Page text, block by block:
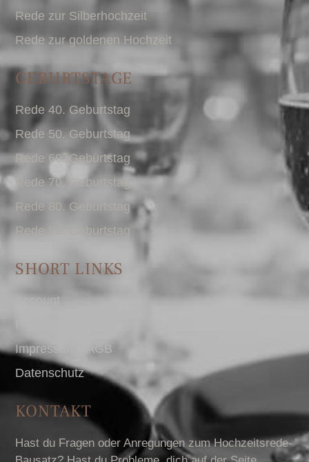
Rede zur Silberhochzeit
Rede zur goldenen Hochzeit
GEBURTSTAGE
Rede 40. Geburtstag
Rede 50. Geburtstag
Rede 60. Geburtstag
Rede 70. Geburtstag
Rede 80. Geburtstag
Rede 90. Geburtstag
SHORT LINKS
Account
Impressum I AGB
Datenschutz
KONTAKT
Hast du Fragen oder Anregungen zum Hochzeitsrede-